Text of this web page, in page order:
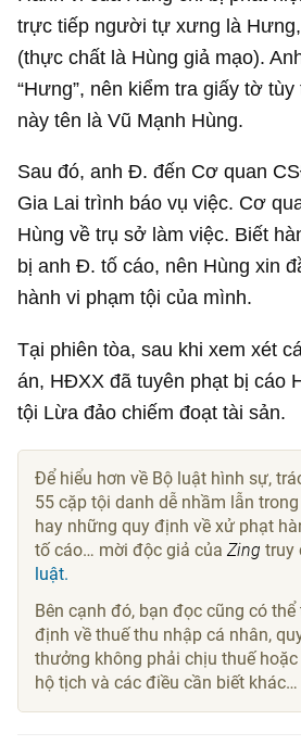
trực tiếp người tự xưng là
(thực chất là Hùng giả mạo).
“Hưng”, nên kiểm tra giấy tờ
này tên là Vũ Mạnh Hùng.
Sau đó, anh Đ. đến Cơ quan
Gia Lai trình báo vụ việc. Cơ
Hùng về trụ sở làm việc. Biết
bị anh Đ. tố cáo, nên Hùng xin
hành vi phạm tội của mình.
Tại phiên tòa, sau khi xem xét
án, HĐXX đã tuyên phạt bị cáo
tội Lừa đảo chiếm đoạt tài sản.
Để hiểu hơn về Bộ luật hình sự,
55 cặp tội danh dễ nhầm lẫn
hay những quy định về xử phạt
tố cáo… mời độc giả củaZingtruy
luật.
Bên cạnh đó, bạn đọc cũng có
định về thuế thu nhập cá nhân,
thưởng không phải chịu thuế
hộ tịch và các điều cần biết khác…